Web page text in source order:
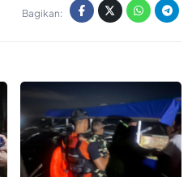
Bagikan: